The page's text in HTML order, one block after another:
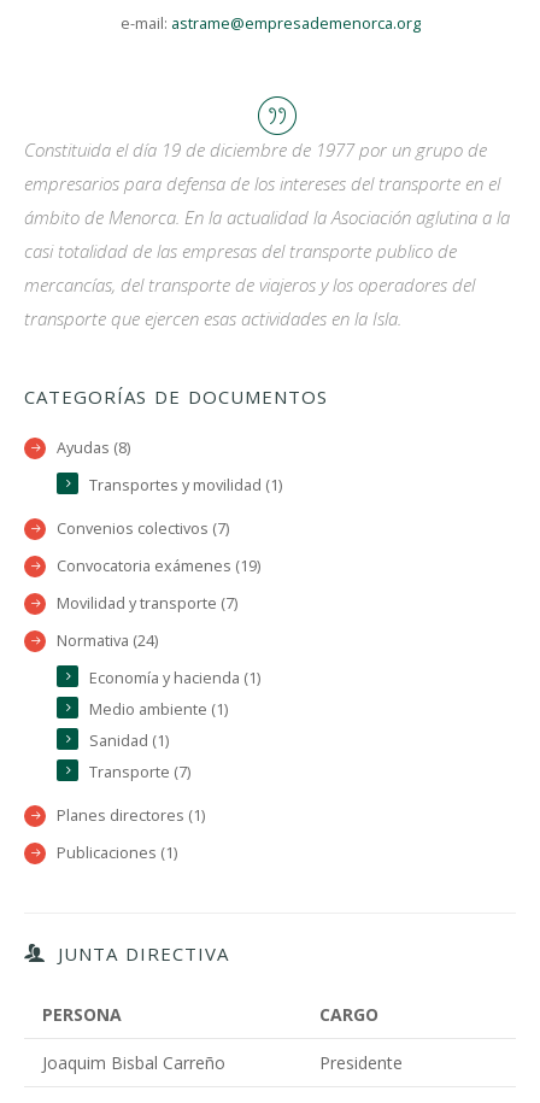
e-mail: astrame@empresademenorca.org
Constituida el día 19 de diciembre de 1977 por un grupo de
empresarios para defensa de los intereses del transporte en el
ámbito de Menorca. En la actualidad la Asociación aglutina a la
casi totalidad de las empresas del transporte publico de
mercancías, del transporte de viajeros y los operadores del
transporte que ejercen esas actividades en la Isla.
CATEGORÍAS DE DOCUMENTOS
Ayudas (8)
Transportes y movilidad (1)
Convenios colectivos (7)
Convocatoria exámenes (19)
Movilidad y transporte (7)
Normativa (24)
Economía y hacienda (1)
Medio ambiente (1)
Sanidad (1)
Transporte (7)
Planes directores (1)
Publicaciones (1)
JUNTA DIRECTIVA
PERSONA CARGO
Joaquim Bisbal Carreño Presidente